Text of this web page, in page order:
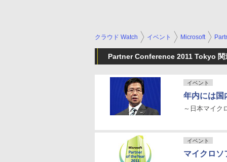
クラウド Watch イベント Microsoft
Partner Conference 2011 Tokyo 関
イベント
年内には国
～日本マイク
イベント
マイクロソ